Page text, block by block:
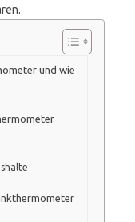
und wie